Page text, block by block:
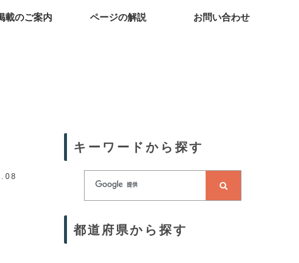
載のご案内 ページの解説 お問い合わせ
キーワードから探す
都道府県から探す